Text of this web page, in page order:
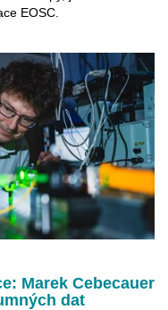
EOSC.
Marek Cebecauer
dat